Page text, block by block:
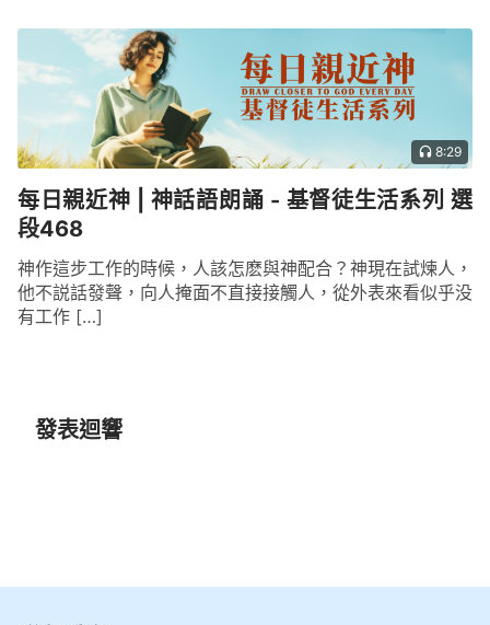
8:29
每日親近神 | 神話語朗誦 - 基督徒生活系列 選
段468
神作這步工作的時候，人該怎麽與神配合？神現在試煉人，
他不説話發聲，向人掩面不直接接觸人，從外表來看似乎没
有工作 […]
發表迴響